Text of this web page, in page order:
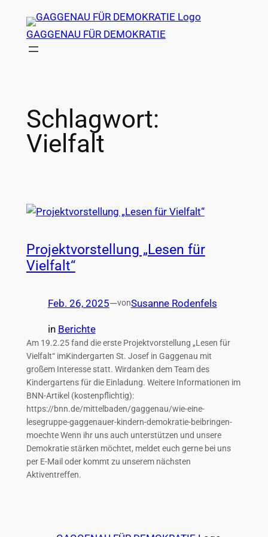
Inhalt
springen
GAGGENAU FÜR DEMOKRATIE
Schlagwort:
Vielfalt
Projektvorstellung „Lesen für
Vielfalt“
Feb. 26, 2025—vonSusanne Rodenfels
in Berichte
Am 19.2.25 fand die erste Projektvorstellung „Lesen für
Vielfalt“ imKindergarten St. Josef in Gaggenau mit
großem Interesse statt. Wirdanken dem Team des
Kindergartens für die Einladung. Weitere Informationen im
BNN-Artikel (kostenpflichtig):
https://bnn.de/mittelbaden/gaggenau/wie-eine-
lesegruppe-gaggenauer-kindern-demokratie-beibringen-
moechte Wenn ihr uns auch unterstützen und unsere
Demokratie stärken möchtet, meldet euch gerne bei uns
per E-Mail oder kommt zu unserem nächsten
Aktiventreffen.